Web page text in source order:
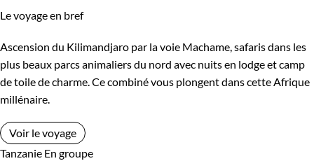
Le voyage en bref
Ascension du Kilimandjaro par la voie Machame, safaris dans les
plus beaux parcs animaliers du nord avec nuits en lodge et camp
de toile de charme. Ce combiné vous plongent dans cette Afrique
millénaire.
Voir le voyage
Tanzanie En groupe